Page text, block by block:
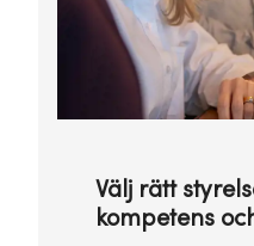
Välj rätt
kompetens